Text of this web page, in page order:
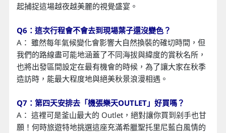
起捕捉這場越夜越美麗的視覺盛宴。
Q6：這次行程會不會去到現場葉子還沒變色？
A： 雖然每年氣候變化會影響大自然換裝的確切時間，但
我們的路線盡可能地涵蓋了不同海拔與緯度的賞秋名所，
也將出發區間設定在最有機會的時候，為了讓大家在秋季
造訪時，能最大程度地與絕美秋景浪漫相遇。
Q7：第四天安排去「機張樂天OUTLET」好買嗎？
A： 這裡可是釜山最大的 Outlet，絕對讓你買到剁手也甘
願！何時旅遊特地挑選這座充滿希臘聖托里尼藍白風情的